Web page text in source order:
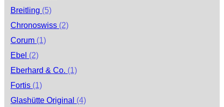
Breitling (5)
Chronoswiss (2)
Corum (1)
Ebel (2)
Eberhard & Co. (1)
Fortis (1)
Glashütte Original (4)